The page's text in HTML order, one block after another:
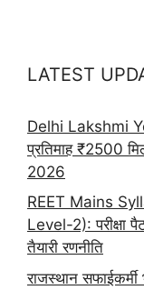
LATEST
Delhi Lakshmi
प्रतिमाह ₹2500
2026
REET Mains
Level-2): परीक्षा
तैयारी रणनीति
राजस्थान